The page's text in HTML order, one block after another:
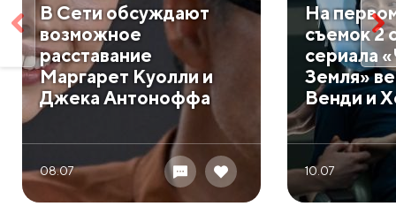
В Сети обсуждают
возможное
расставание
Маргарет Куолли и
Джека Антоноффа
08.07
На
съемок 2
сериала
Земля»
Венди и
10.07